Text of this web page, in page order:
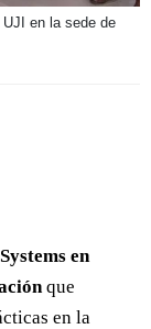
en la sede de
en
que
en la